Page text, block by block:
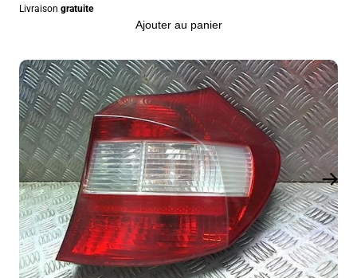
Livraison gratuite
Ajouter au panier